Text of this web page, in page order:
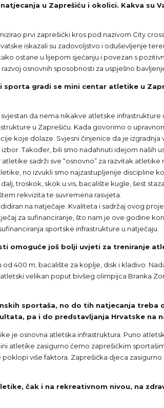
u Zaprešiću i okolici. Kakva
prvi zaprešićki kros pod nazivom City
iskazali su zadovoljstvo i oduševljenje
ostane u lijepom sjećanju i povezan s
osnovnih sposobnosti za uspješno
sporta gradi se mini centar atletike u
da nema nikakve atletske
u Zaprešiću. Kada govorimo o
koje dolaze. Svjesni činjenice da je
Također, bili smo nadahnuti idejom naših
sadrži sve “osnovno” za razvitak
no izvukli smo najzastupljenije discipline
troskok, skok u vis, bacalište kugle, šest
rekvizita te suvremena rasvjeta.
na natječaje. Kvaliteta i sadržaj ovog
za sufinanciranje, što nam je ove godine
sportske infrastrukture u natječaju.
omoguće još bolji uvjeti za treniranje
400 m, bacalište za koplje, disk i kladivo.
velikan poput bivšeg olimpijca Branka
sportaša, no do tih natjecanja
pa i do predstavljanja Hrvatske na
je osnovna atletska infrastruktura. Puno
atletike zasigurno ćemo zaprešićkim
više faktora. Zaprešićka djeca
čak i na rekreativnom nivou, na